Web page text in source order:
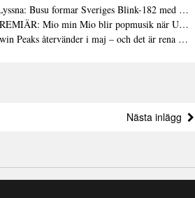
13 Mar | Lyssna: Busu formar Sveriges Blink-182 med sin nya pop-punk-rap-låt
13 Jan | PREMIÄR: Mio min Mio blir popmusik när Ungdom släpper sin debutvideo
10 Jan | Twin Peaks återvänder i maj – och det är rena heroinet enligt Showtimes boss
Nästa inlägg